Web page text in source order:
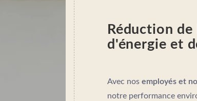
Réduction
d'énergie et
Avec nos employés et
notre performance